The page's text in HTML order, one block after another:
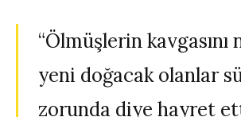
“Ölmüşlerin kavgasını
yeni doğacak olanlar
zorunda diye hayret